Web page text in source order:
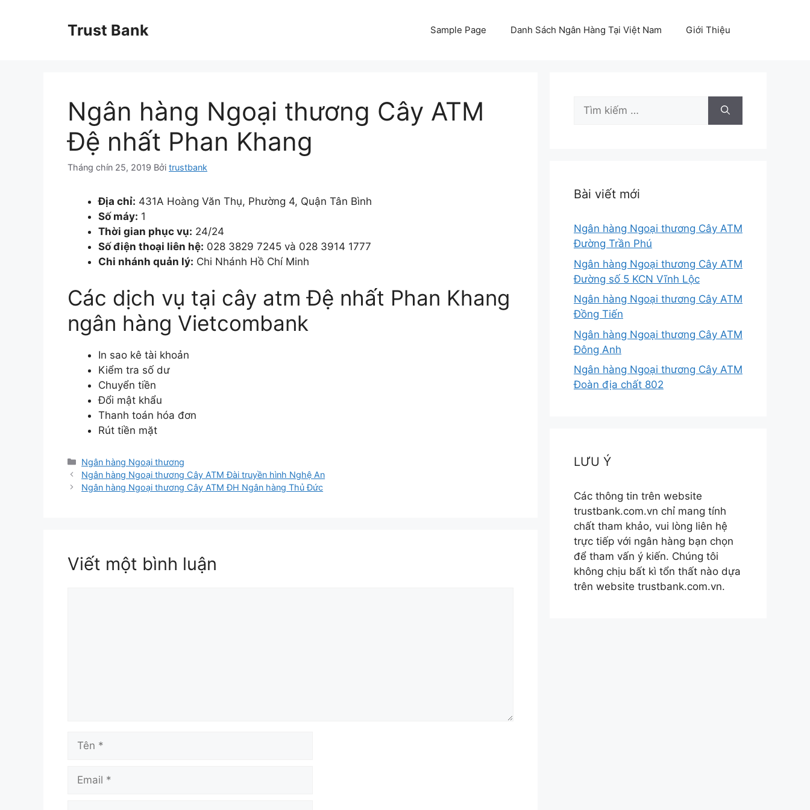
Trust Bank Sample Page Danh Sách Ngân Hàng Tại Việt Nam Giới Thiệu
Ngân hàng Ngoại thương Cây ATM
Đệ nhất Phan Khang
Tháng chín 25, 2019 Bởi trustbank
Địa chỉ: 431A Hoàng Văn Thụ, Phường 4, Quận Tân Bình
Số máy: 1
Thời gian phục vụ: 24/24
Số điện thoại liên hệ: 028 3829 7245 và 028 3914 1777
Chi nhánh quản lý: Chi Nhánh Hồ Chí Minh
Các dịch vụ tại cây atm Đệ nhất Phan Khang
ngân hàng Vietcombank
In sao kê tài khoản
Kiểm tra số dư
Chuyển tiền
Đổi mật khẩu
Thanh toán hóa đơn
Rút tiền mặt
Danh
mục
Ngân hàng Ngoại thương
Ngân hàng Ngoại thương Cây ATM Đài truyền hình Nghệ An
Ngân hàng Ngoại thương Cây ATM ĐH Ngân hàng Thủ Đức
Viết một bình luận
Tìm
Bài viết mới
Ngân hàng Ngoại thương Cây ATM
Đường Trần Phú
Ngân hàng Ngoại thương Cây ATM
Đường số 5 KCN Vĩnh Lộc
Ngân hàng Ngoại thương Cây ATM
Đồng Tiến
Ngân hàng Ngoại thương Cây ATM
Đông Anh
Ngân hàng Ngoại thương Cây ATM
Đoàn địa chất 802
LƯU Ý
Các thông tin trên website
trustbank.com.vn chỉ mang tính
chất tham khảo, vui lòng liên hệ
trực tiếp với ngân hàng bạn chọn
để tham vấn ý kiến. Chúng tôi
không chịu bất kì tổn thất nào dựa
trên website trustbank.com.vn.